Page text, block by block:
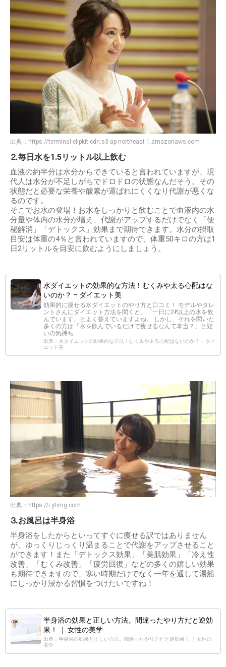
出典： https://terminal-clipkit-cdn.s3-ap-northeast-1.amazonaws.com
⒉毎日水を1.5リットル以上飲む
血液の約半分は水分からできていると言われていますが、現
代人は水分が不足しがちでドロドロの状態なんだそう。その
状態だと必要な栄養や酸素が運ばれにくくなり代謝が悪くな
るのです。
そこでお水の登場！お水をしっかりと飲むことで血液内の水
分量や体内の水分が増え、代謝がアップするだけでなく「便
秘解消」「デトックス」効果まで期待できます。水分の摂取
目安は体重の4％と言われていますので、体重50キロの方は1
日2リットルを目安に飲むようにしましょう。
水ダイエットの効果的な方法！むくみや太る心配はな
いのか？ – ダイエット美
効果的に痩せる水ダイエットのやり方と口コミ！ モデルやタレ
ントさんにダイエット方法を聞くと、「一日に2ℓ以上の水を飲
んでいます」とよく答えていますよね。 しかし、それを聞いた
多くの方は「水を飲んでいるだけで痩せるなんて本当？」と疑
いの気持ち...
出典：水ダイエットの効果的な方法！むくみや太る心配はないのか？ – ダイ
エット美
出典： https://i.ytimg.com
⒊お風呂は半身浴
半身浴をしたからといってすぐに痩せる訳ではありません
が、ゆっくりじっくり温まることで代謝をアップさせること
ができます！また「デトックス効果」「美肌効果」「冷え性
改善」「むくみ改善」「疲労回復」などの多くの嬉しい効果
も期待できますので、寒い時期だけでなく一年を通して湯船
にしっかり浸かる習慣をつけたいですね！
半身浴の効果と正しい方法。間違ったやり方だと逆効
果！ ｜ 女性の美学
出典：半身浴の効果と正しい方法。間違ったやり方だと逆効果！ ｜ 女性の
美学